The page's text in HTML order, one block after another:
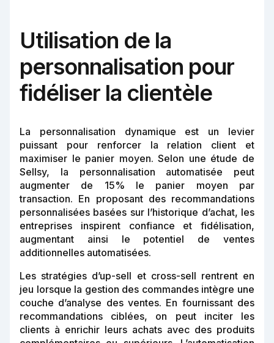
Utilisation de la
personnalisation pour
fidéliser la clientèle
La personnalisation dynamique est un levier
puissant pour renforcer la relation client et
maximiser le panier moyen. Selon une étude de
Sellsy, la personnalisation automatisée peut
augmenter de 15% le panier moyen par
transaction. En proposant des recommandations
personnalisées basées sur l’historique d’achat, les
entreprises inspirent confiance et fidélisation,
augmentant ainsi le potentiel de ventes
additionnelles automatisées.
Les stratégies d’up-sell et cross-sell rentrent en
jeu lorsque la gestion des commandes intègre une
couche d’analyse des ventes. En fournissant des
recommandations ciblées, on peut inciter les
clients à enrichir leurs achats avec des produits